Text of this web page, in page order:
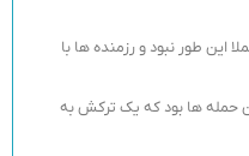
این طور نبود و رزمنده ها با
حمله ها بود که یک ترکش به